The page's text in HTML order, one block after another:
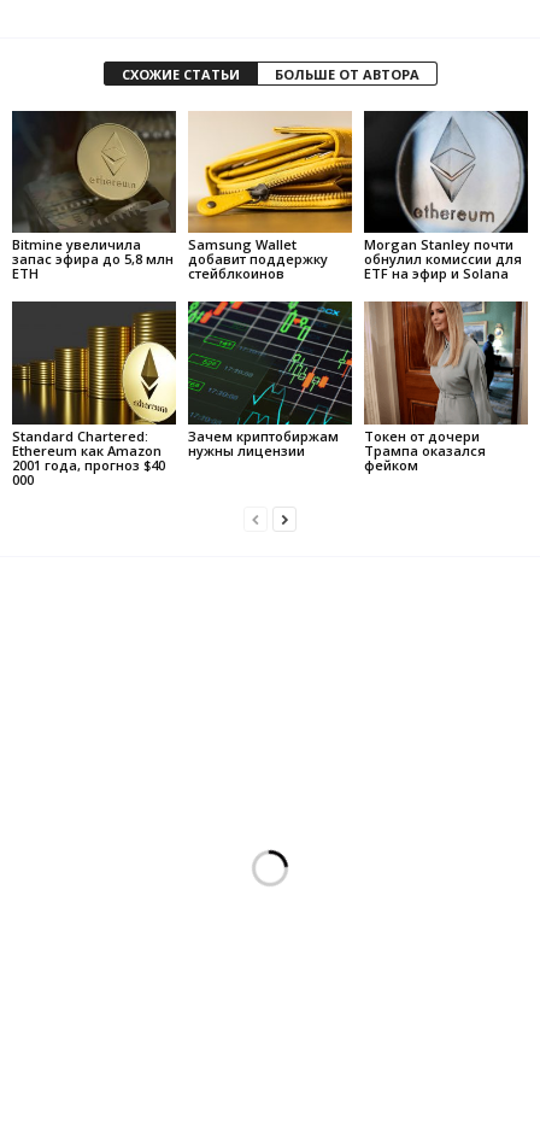
СХОЖИЕ СТАТЬИ БОЛЬШЕ ОТ АВТОРА
Bitmine увеличила
запас эфира до 5,8 млн
ETH
Samsung Wallet
добавит поддержку
стейблкоинов
Morgan Stanley почти
обнулил комиссии для
ETF на эфир и Solana
Standard Chartered:
Ethereum как Amazon
2001 года, прогноз $40
000
Зачем криптобиржам
нужны лицензии
Токен от дочери
Трампа оказался
фейком